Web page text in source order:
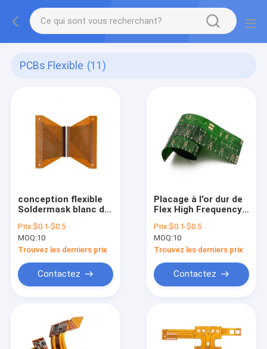
PCBs Flexible (11)
conception flexible
Soldermask blanc de
1.6mm FPC
Prix:$0.1-$0.5
MOQ:10
Trouvez les derniers prix
Contactez
Placage à l'or dur de
Flex High Frequency
de 4 couches
Prix:$0.1-$0.5
MOQ:10
Trouvez les derniers prix
Contactez